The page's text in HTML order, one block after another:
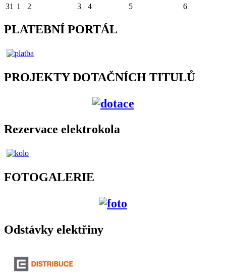
31 1 2 3 4 5 6
PLATEBNÍ PORTÁL
PROJEKTY DOTAČNÍCH TITULŮ
Rezervace elektrokola
FOTOGALERIE
Odstávky elektřiny